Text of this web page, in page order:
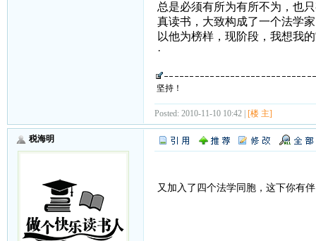
总是必须有所为有所不为，也
真读书，大致构成了一个法学
以他为榜样，现阶段，我想我
·
坚持！
Posted: 2010-11-10 10:42 | [楼 主]
税海明
又加入了四个法学同胞，这下你有